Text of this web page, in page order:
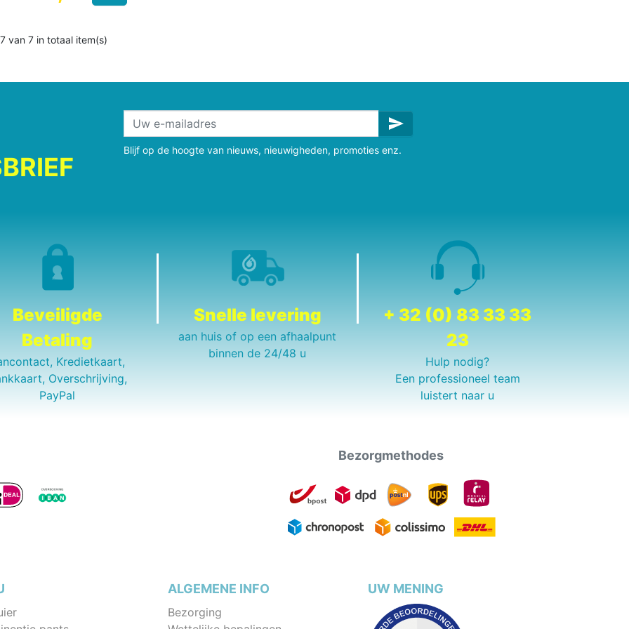
van 7 in totaal item(s)
send
Blijf op de hoogte van nieuws, nieuwigheden, promoties enz.
Beveiligde
Betaling
Kredietkaart,
Overschrijving,
PayPal
Snelle levering
aan huis of op een afhaalpunt
binnen de 24/48 u
+ 32 (0) 83 33 33
23
Hulp nodig?
Een professioneel team
luistert naar u
Bezorgmethodes
ALGEMENE INFO
Bezorging
UW MENING